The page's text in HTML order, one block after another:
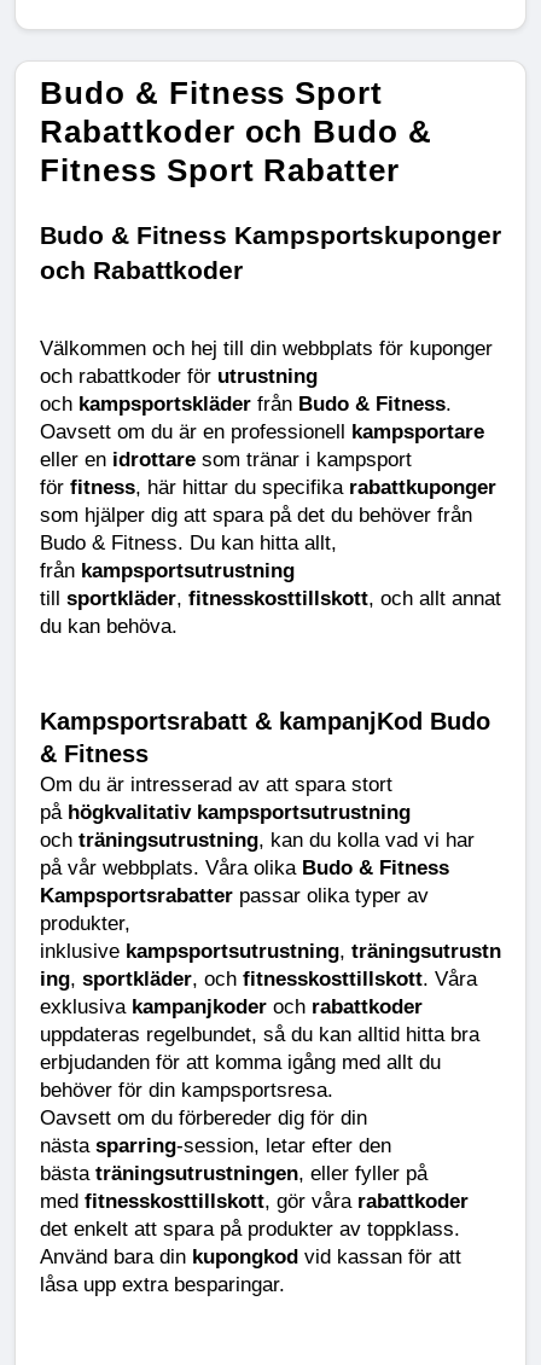
Budo & Fitness Sport
Rabattkoder och Budo &
Fitness Sport Rabatter
Budo & Fitness Kampsportskuponger
och Rabattkoder
Välkommen och hej till din webbplats för kuponger
och rabattkoder för utrustning
och kampsportskläder från Budo & Fitness.
Oavsett om du är en professionell kampsportare
eller en idrottare som tränar i kampsport
för fitness, här hittar du specifika rabattkuponger
som hjälper dig att spara på det du behöver från
Budo & Fitness. Du kan hitta allt,
från kampsportsutrustning
till sportkläder, fitnesskosttillskott, och allt annat
du kan behöva.
Kampsportsrabatt & kampanjKod Budo
& Fitness
Om du är intresserad av att spara stort
på högkvalitativ kampsportsutrustning
och träningsutrustning, kan du kolla vad vi har
på vår webbplats. Våra olika Budo & Fitness
Kampsportsrabatter passar olika typer av
produkter,
inklusive kampsportsutrustning, träningsutrustn
ing, sportkläder, och fitnesskosttillskott. Våra
exklusiva kampanjkoder och rabattkoder
uppdateras regelbundet, så du kan alltid hitta bra
erbjudanden för att komma igång med allt du
behöver för din kampsportsresa.
Oavsett om du förbereder dig för din
nästa sparring-session, letar efter den
bästa träningsutrustningen, eller fyller på
med fitnesskosttillskott, gör våra rabattkoder
det enkelt att spara på produkter av toppklass.
Använd bara din kupongkod vid kassan för att
låsa upp extra besparingar.